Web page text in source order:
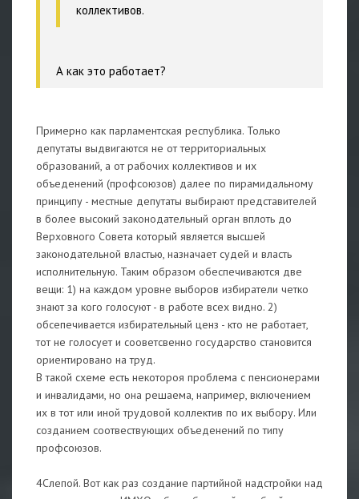
коллективов.
А как это работает?
Примерно как парламентская республика. Только
депутаты выдвигаются не от территориальных
образований, а от рабочих коллективов и их
объеденений (профсоюзов) далее по пирамидальному
принципу - местные депутаты выбирают представителей
в более высокий законодательный орган вплоть до
Верховного Совета который является высшей
законодательной властью, назначает судей и власть
исполнительную. Таким образом обеспечиваются две
вещи: 1) на каждом уровне выборов избиратели четко
знают за кого голосуют - в работе всех видно. 2)
обсепечивается избирательный ценз - кто не работает,
тот не голосует и сооветсвенно государство становится
ориентировано на труд.
В такой схеме есть некотороя проблема с пенсионерами
и инвалидами, но она решаема, например, включением
их в тот или иной трудовой коллектив по их выбору. Или
созданием соотвествующих объеденений по типу
профсоюзов.
4Слепой. Вот как раз создание партийной надстройки над